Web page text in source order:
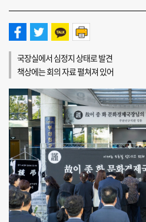
국장실에서 심정지 상태로 발견
책상에는 회의 자료 펼쳐져 있어